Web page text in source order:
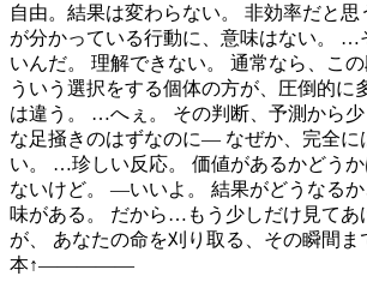
自由。結果は変わらない。 非効率だと
が分かっている行動に、意味はない。 …
いんだ。 理解できない。 通常なら、こ
ういう選択をする個体の方が、圧倒的に
は違う。 …へぇ。 その判断、予測から
な足掻きのはずなのに― なぜか、完全に
い。 …珍しい反応。 価値があるかどうか
ないけど。 ―いいよ。 結果がどうなる
味がある。 だから…もう少しだけ見て
が、 あなたの命を刈り取る、その瞬
本↑―――――